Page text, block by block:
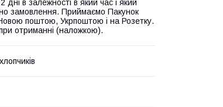
дні в залежності в який час і який
замовлення. Приймаємо Пакунок
поштою, Укрпоштою і на Розетку.
отриманні (наложкою).